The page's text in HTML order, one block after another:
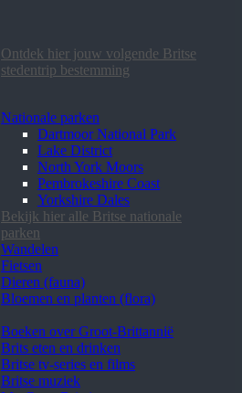
Ontdek hier jouw volgende Britse
stedentrip bestemming
Nationale parken
Dartmoor National Park
Lake District
North York Moors
Pembrokeshire Coast
Yorkshire Dales
Bekijk hier alle Britse nationale
parken
Wandelen
Fietsen
Dieren (fauna)
Bloemen en planten (flora)
Boeken over Groot-Brittannië
Brits eten en drinken
Britse tv-series en films
Britse muziek